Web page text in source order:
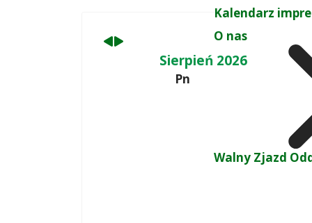
Kalendarz
O nas
Walny Zjazd
Sierpień 2026
Pn